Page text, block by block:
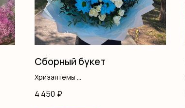
Сборный букет
Хризантемы
Писташ
4 450 ₽